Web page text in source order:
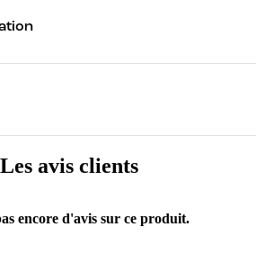
Les avis clients
encore d'avis sur ce produit.